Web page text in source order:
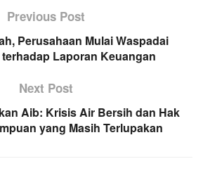
Previous Post
Perusahaan Mulai Waspadai
Laporan Keuangan
Next Post
Aib: Krisis Air Bersih dan Hak
yang Masih Terlupakan